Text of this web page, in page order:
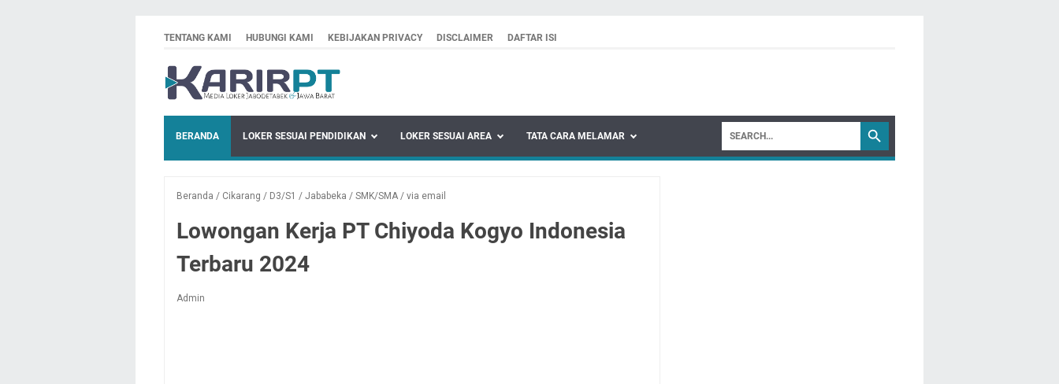
TENTANG KAMI HUBUNGI KAMI KEBIJAKAN PRIVACY DISCLAIMER DAFTAR ISI
BERANDA LOKER SESUAI PENDIDIKAN LOKER SESUAI AREA TATA CARA MELAMAR
Beranda / Cikarang / D3/S1 / Jababeka / SMK/SMA / via email
Lowongan Kerja PT Chiyoda Kogyo Indonesia
Terbaru 2024
Admin